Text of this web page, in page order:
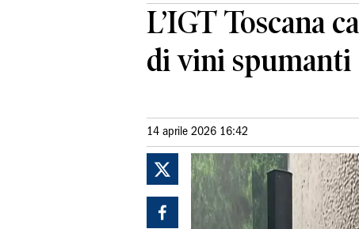
L’IGT Toscana
di vini spumanti
14 aprile 2026 16:42